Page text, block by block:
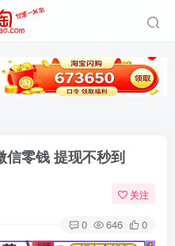
信零钱 提现不秒到
关注
0 646 0